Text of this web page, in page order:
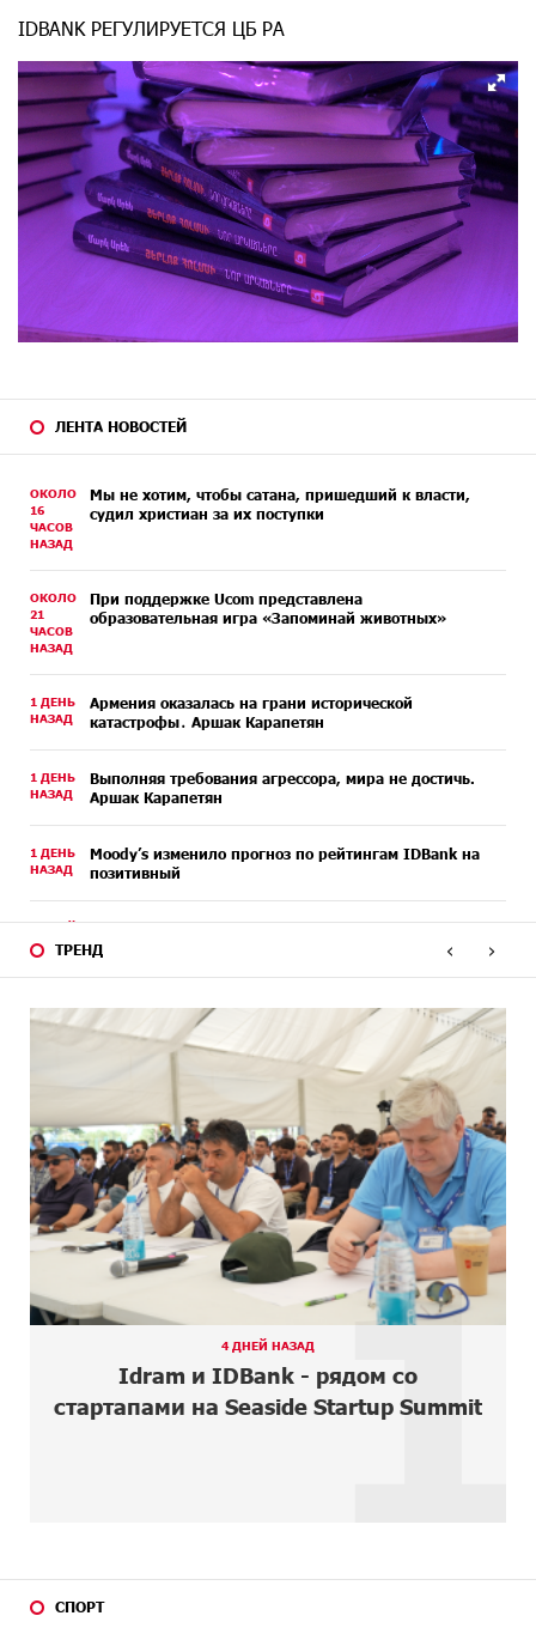
ЛЕНТА НОВОСТЕЙ
ОКОЛО
16
ЧАСОВ
НАЗАД
Мы не хотим, чтобы сатана, пришедший к власти,
судил христиан за их поступки
ОКОЛО
21
ЧАСОВ
НАЗАД
При поддержке Ucom представлена
образовательная игра «Запоминай животных»
1 ДЕНЬ
НАЗАД
Армения оказалась на грани исторической
катастрофы․ Аршак Карапетян
1 ДЕНЬ
НАЗАД
Выполняя требования агрессора, мира не достичь.
Аршак Карапетян
1 ДЕНЬ
НАЗАД
Moody’s изменило прогноз по рейтингам IDBank на
позитивный
3 ДНЕЙ
НАЗАД
IDBank представляет новую карту Mastercard World с
преимуществами для путешествий и специальной
3 ДНЕЙ
Ucom и FPWC обеспечат круглосуточный мониторинг
дикой природы в Гнишике с помощью солнечной
НАЗАД
Idram и IDBank - рядом со стартапами на Seaside
Startup Summit
5 ДНЕЙ
НАЗАД
В мобильном приложении Юнибанка теперь можно
зарегистрироваться также с помощью imID
«Бесплатные бонусы в играх»: IDBank
предупреждает о кибератаках на школьников
ЕАЭС со временем будет расширяться. Когда-нибудь
8 ДНЕЙ
Если Израиль использует тему Геноцида армян
НАЗАД
IDBank представил инновационное решение
IDBANK РЕГУЛИРУЕТСЯ ЦБ РА
ТРЕНД
4 ДНЕЙ НАЗАД
Idram и IDBank - рядом со
стартапами на Seaside Startup Summit
1
‹ ›
СПОРТ